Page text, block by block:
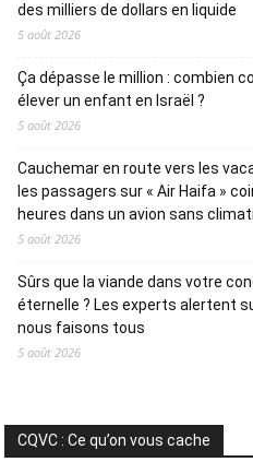
des milliers de dollars en liquide
5 août 2026
Ça dépasse le million : combien
élever un enfant en Israël ?
5 août 2026
Cauchemar en route vers les
les passagers sur « Air Haifa »
heures dans un avion sans
5 août 2026
Sûrs que la viande dans votre
éternelle ? Les experts alertent
nous faisons tous
5 août 2026
CQVC : Ce qu’on vous cache